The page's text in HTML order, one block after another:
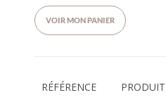
VOIR MON PANIER
RÉFÉRENCE PRODUIT